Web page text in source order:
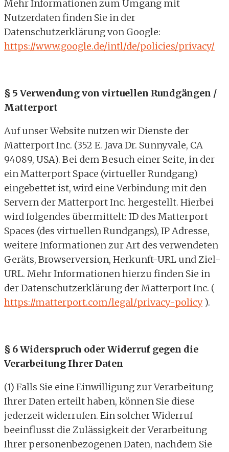
Mehr Informationen zum Umgang mit
Nutzerdaten finden Sie in der
Datenschutzerklärung von Google:
https://www.google.de/intl/de/policies/privacy/
§ 5 Verwendung von virtuellen Rundgängen /
Matterport
Auf unser Website nutzen wir Dienste der
Matterport Inc. (352 E. Java Dr. Sunnyvale, CA
94089, USA). Bei dem Besuch einer Seite, in der
ein Matterport Space (virtueller Rundgang)
eingebettet ist, wird eine Verbindung mit den
Servern der Matterport Inc. hergestellt. Hierbei
wird folgendes übermittelt: ID des Matterport
Spaces (des virtuellen Rundgangs), IP Adresse,
weitere Informationen zur Art des verwendeten
Geräts, Browserversion, Herkunft-URL und Ziel-
URL. Mehr Informationen hierzu finden Sie in
der Datenschutzerklärung der Matterport Inc. (
https://matterport.com/legal/privacy-policy).
§ 6 Widerspruch oder Widerruf gegen die
Verarbeitung Ihrer Daten
(1) Falls Sie eine Einwilligung zur Verarbeitung
Ihrer Daten erteilt haben, können Sie diese
jederzeit widerrufen. Ein solcher Widerruf
beeinflusst die Zulässigkeit der Verarbeitung
Ihrer personenbezogenen Daten, nachdem Sie